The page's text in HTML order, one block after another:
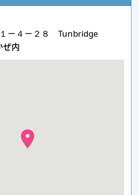
－４－２８ Tunbridge
内